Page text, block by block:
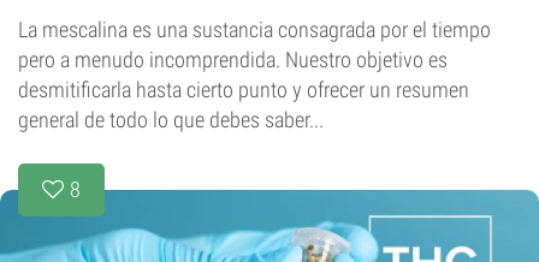
La mescalina es una sustancia consagrada por el tiempo
pero a menudo incomprendida. Nuestro objetivo es
desmitificarla hasta cierto punto y ofrecer un resumen
general de todo lo que debes saber...
8